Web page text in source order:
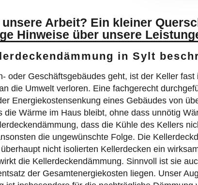
Hinweise über unsere
in Sylt
oder Geschäftsgebäudes geht, ist der Keller
Energiekostensenkung eines Gebäudes von
Wärme im Haus bleibt, ohne dass unnötig
dass die Kühle des Kellers
die ungewünschte Folge. Die
nicht isolierten Kellerdecken ein
die Kellerdeckendämmung. Sinnvoll ist sie
der Gesamtenergiekosten liegen. Unser
insbesondere für die nachträgliche Dämmung
mit Hilfe einer bestimmten Einblastechnik in